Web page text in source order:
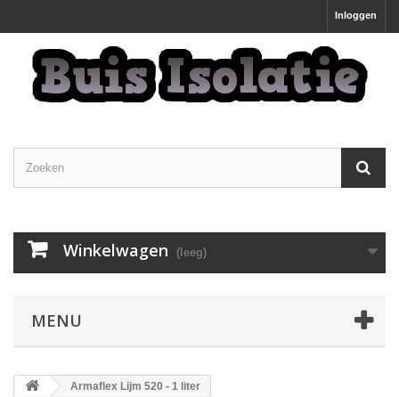
Inloggen
Winkelwagen (leeg)
MENU
Armaflex Lijm 520 - 1 liter